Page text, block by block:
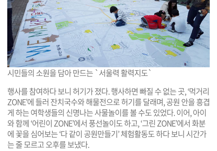
시민들의 소원을 담아 만드는 `서울력 활력지도`
행사를 참여하다 보니 허기가 졌다. 행사하면 빠질 수 없는 곳, ‘먹거리
ZONE’에 들러 잔치국수와 해물전으로 허기를 달래며, 공원 안을 흥겹
게 하는 여학생들의 신명나는 사물놀이를 볼 수도 있었다. 이어, 아이
와 함께 ‘어린이 ZONE’에서 풍선놀이도 하고, ‘그린 ZONE’에서 화분
에 꽃을 심어보는 ‘다 같이 공원만들기’ 체험활동도 하다 보니 시간가
는 줄 모르고 오후를 보냈다.